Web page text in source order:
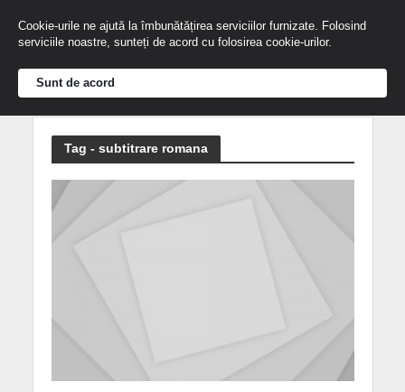
Tag - subtitrare romana
Cookie-urile ne ajută la îmbunătățirea serviciilor furnizate. Folosind
serviciile noastre, sunteți de acord cu folosirea cookie-urilor.
Sunt de acord